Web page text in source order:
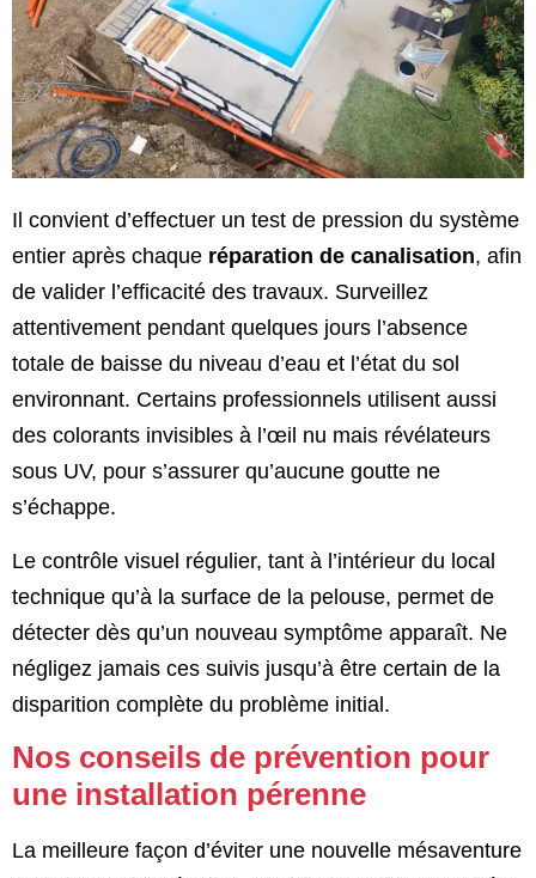
Il convient d’effectuer un test de pression du système
entier après chaque réparation de canalisation, afin
de valider l’efficacité des travaux. Surveillez
attentivement pendant quelques jours l’absence
totale de baisse du niveau d’eau et l’état du sol
environnant. Certains professionnels utilisent aussi
des colorants invisibles à l’œil nu mais révélateurs
sous UV, pour s’assurer qu’aucune goutte ne
s’échappe.
Le contrôle visuel régulier, tant à l’intérieur du local
technique qu’à la surface de la pelouse, permet de
détecter dès qu’un nouveau symptôme apparaît. Ne
négligez jamais ces suivis jusqu’à être certain de la
disparition complète du problème initial.
Nos conseils de prévention pour
une installation pérenne
La meilleure façon d’éviter une nouvelle mésaventure